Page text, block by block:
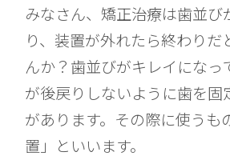
みなさん、矯正治療は歯並び
り、装置が外れたら終わりだ
んか？歯並びがキレイになっ
が後戻りしないように歯を固
があります。その際に使うも
置」といいます。